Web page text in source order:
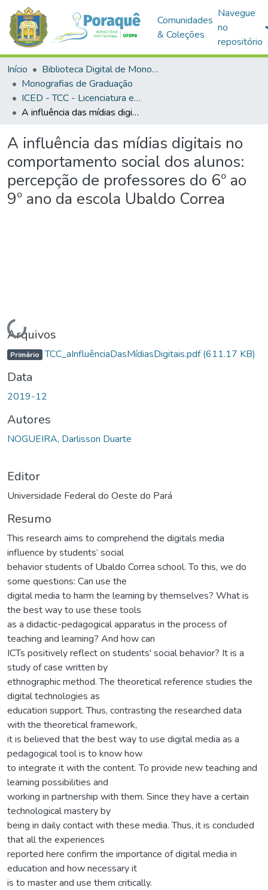
Comunidades
& Coleções
Navegue
no
repositório
Início
Biblioteca Digital de Monografias (BDM)
Monografias de Graduação
ICED - TCC - Licenciatura em Informática Educacional
A influência das mídias digitais no comportamento social dos alunos: percepção de professores do 6º ao 9º ano da escola Ubaldo Correa
A influência das mídias digitais no
comportamento social dos alunos:
percepção de professores do 6º ao
9º ano da escola Ubaldo Correa
Carregando...
Arquivos
Primário TCC_aInfluênciaDasMídiasDigitais.pdf(611.17 KB)
Data
2019-12
Autores
NOGUEIRA, Darlisson Duarte
Editor
Universidade Federal do Oeste do Pará
Resumo
This research aims to comprehend the digitals media
influence by students’ social
behavior students of Ubaldo Correa school. To this, we do
some questions: Can use the
digital media to harm the learning by themselves? What is
the best way to use these tools
as a didactic-pedagogical apparatus in the process of
teaching and learning? And how can
ICTs positively reflect on students' social behavior? It is a
study of case written by
ethnographic method. The theoretical reference studies the
digital technologies as
education support. Thus, contrasting the researched data
with the theoretical framework,
it is believed that the best way to use digital media as a
pedagogical tool is to know how
to integrate it with the content. To provide new teaching and
learning possibilities and
working in partnership with them. Since they have a certain
technological mastery by
being in daily contact with these media. Thus, it is concluded
that all the experiences
reported here confirm the importance of digital media in
education and how necessary it
is to master and use them critically.